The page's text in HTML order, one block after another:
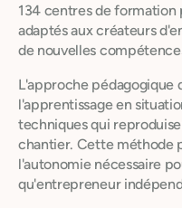
134 centres de
adaptés aux créateurs
de nouvelles
L'approche pédagogique
l'apprentissage en
techniques qui
chantier. Cette méthode
l'autonomie nécessaire
qu'entrepreneur